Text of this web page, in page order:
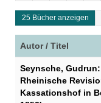
25 Bücher anzeigen
Autor / Titel
Seynsche,
Rheinische
Kassationshof in